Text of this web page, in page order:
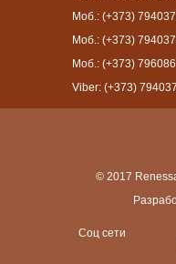
Моб.: (+373)
Моб.: (+373)
Моб.: (+373)
Viber: (+373)
© 2017
Cоц сети